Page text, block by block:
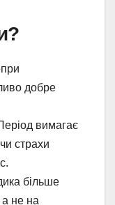
добре
вимагає
страхи
більше
не на